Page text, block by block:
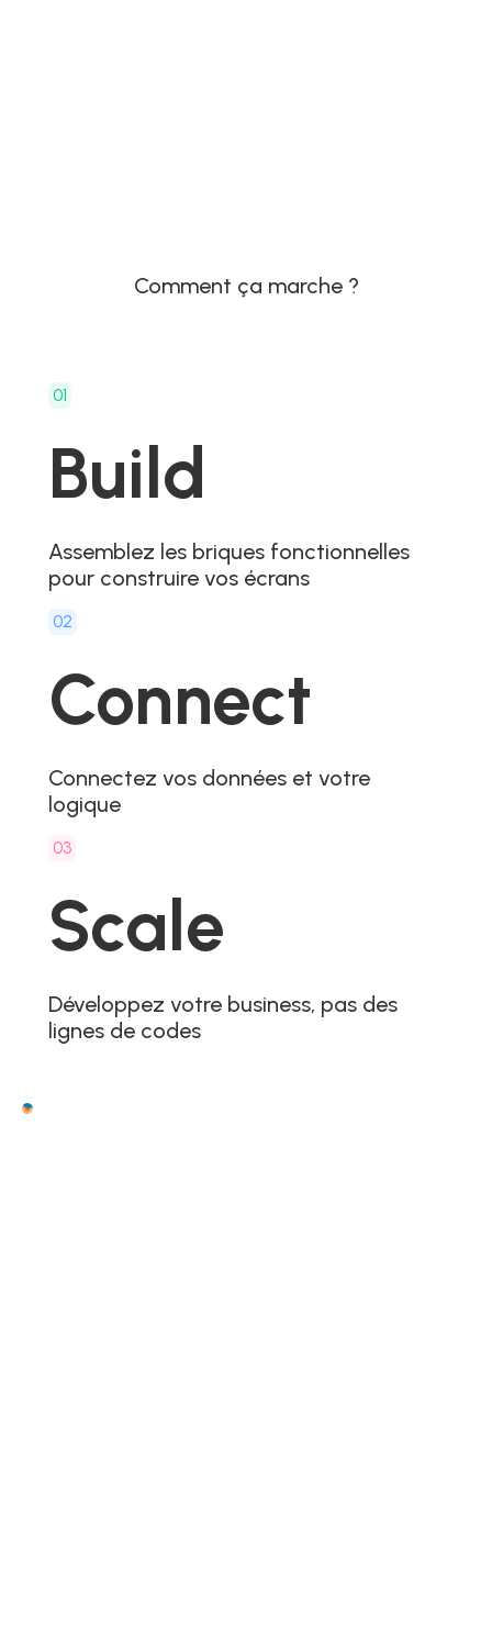
Comment ça marche ?
01
Build
Assemblez les briques fonctionnelles
pour construire vos écrans
02
Connect
Connectez vos données et votre
logique
03
Scale
Développez votre business, pas des
lignes de codes